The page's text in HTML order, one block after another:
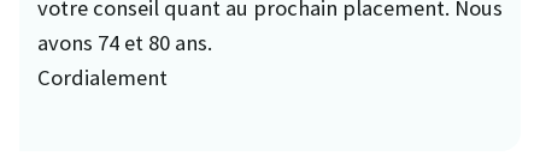
votre conseil quant au prochain placement. Nous
avons 74 et 80 ans.
Cordialement